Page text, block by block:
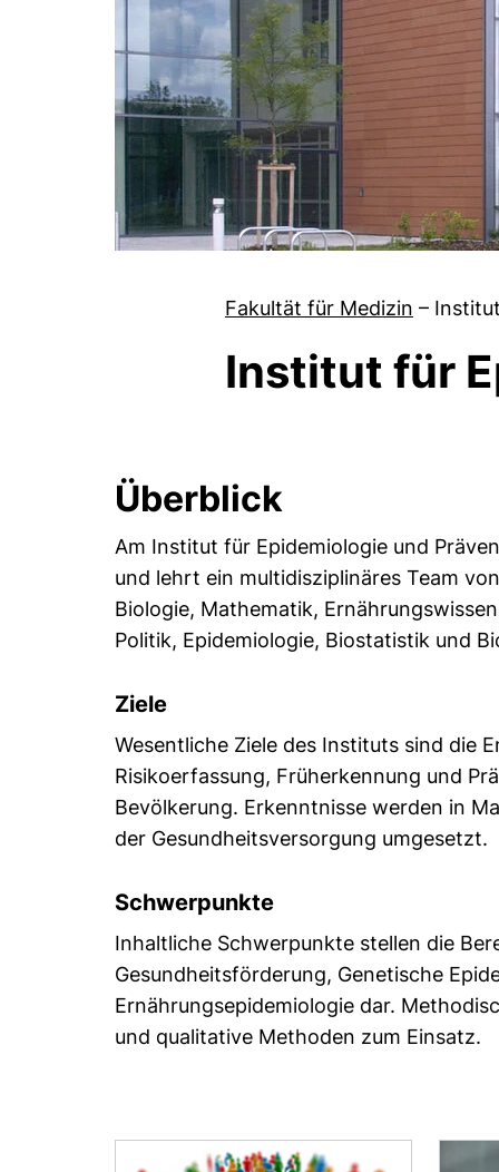
Fakultät für Medizin –
Institut für
Überblick
Einführung
Am Institut für Epidemiologie und
und lehrt ein multidisziplinäres Team
Biologie, Mathematik,
Politik, Epidemiologie, Biostatistik und
Ziele
Wesentliche Ziele des Instituts sind die
Risikoerfassung, Früherkennung und
Bevölkerung. Erkenntnisse werden in
der Gesundheitsversorgung umgesetzt.
Schwerpunkte
Inhaltliche Schwerpunkte stellen die
Gesundheitsförderung, Genetische
Ernährungsepidemiologie dar.
und qualitative Methoden zum Einsatz.
Forschung-Lehre-